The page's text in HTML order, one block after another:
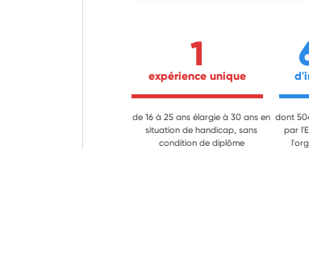
1
expérience unique
de 16 à 25 ans élargie à 30 ans en
situation de handicap, sans
condition de diplôme
dont
par